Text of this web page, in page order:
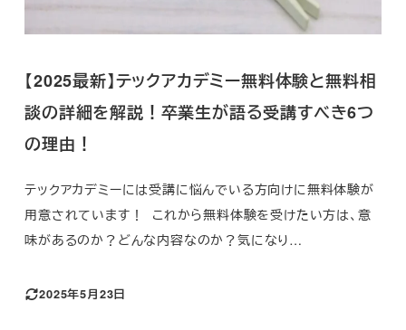
【2025最新】テックアカデミー無料体験と無料相
談の詳細を解説！卒業生が語る受講すべき6つ
の理由！
テックアカデミーには受講に悩んでいる方向けに無料体験が
用意されています！ これから無料体験を受けたい方は、意
味があるのか？どんな内容なのか？気になり…
2025年5月23日